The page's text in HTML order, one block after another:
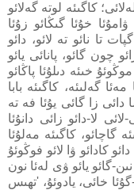
كاگىئە لوتە گەلائو
خۇئا گىڭائو زۇئا
تا نائو تە لائو، دائو
چون گائو، پانائى يائو
خىئە دىلۇئا پاڭائو
گەلىئە، كاگىئە بابا
دائى زا گائى يۇئا فە تە
لا-دائو زائى دانۇئا
گاچائو، كاگىئە مەلۇئا
كادائو ۋا لائو فوڭوئۇ
نىن-گائو يائو ۋى لەئا نون
گۇئا خائى، يادوئۇ، 'تھىس